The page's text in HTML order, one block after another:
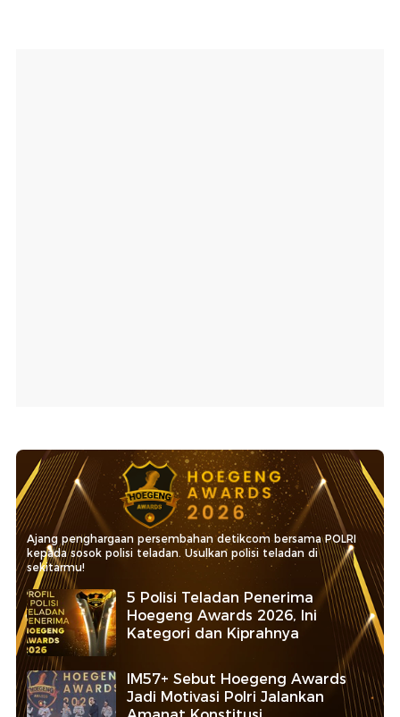
Ajang penghargaan persembahan detikcom bersama POLRI
kepada sosok polisi teladan. Usulkan polisi teladan di
sekitarmu!
5 Polisi Teladan Penerima
Hoegeng Awards 2026, Ini
Kategori dan Kiprahnya
IM57+ Sebut Hoegeng Awards
Jadi Motivasi Polri Jalankan